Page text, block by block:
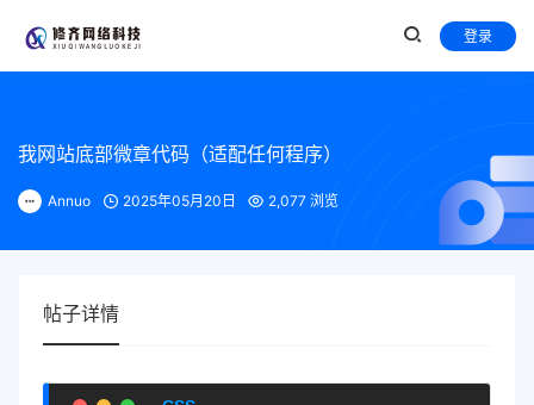
登录
我网站底部微章代码（适配任何程序）
Annuo 2025年05月20日 2,077 浏览
帖子详情